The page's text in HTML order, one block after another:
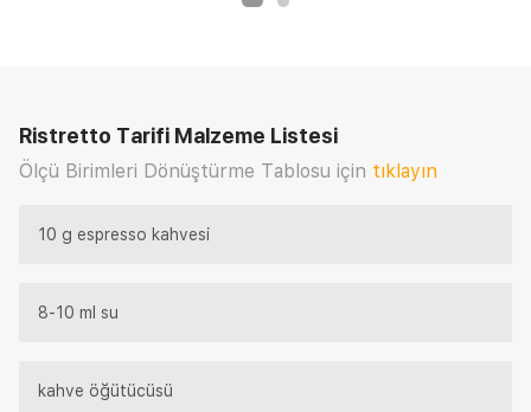
Ristretto Tarifi Malzeme Listesi
Ölçü Birimleri Dönüştürme Tablosu için tıklayın
10 g espresso kahvesi
8-10 ml su
kahve öğütücüsü